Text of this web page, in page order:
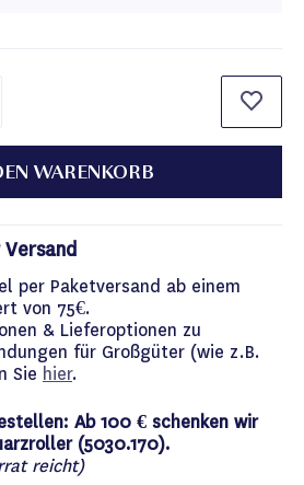
WARENKORB
per Paketversand ab einem
von 75€.
& Lieferoptionen zu
für Großgüter (wie z.B.
Sie hier.
Ab 100 € schenken wir
(5030.170).
reicht)